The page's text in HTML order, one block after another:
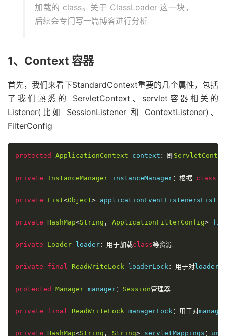
加载的 class。关于 ClassLoader 这一块，
后续会专门写一篇博客进行分析
1、Context 容器
首先，我们来看下StandardContext重要的几个属性，包括
了我们熟悉的 ServletContext、servlet容器相关的
Listener(比如 SessionListener 和 ContextListener)、
FilterConfig
protected ApplicationContext context ：即
private InstanceManager instanceManager：根据 class
private List<Object> applicationEventListenersList ：
private HashMap<String , ApplicationFilterConfig>
private Loader loader：用于加载class等资源
private final ReadWriteLock loaderLock：用于对 loader
protected Manager manager： Session管理器
private final ReadWriteLock managerLock：用于对
private HashMap<String , String> servletMappings ： url